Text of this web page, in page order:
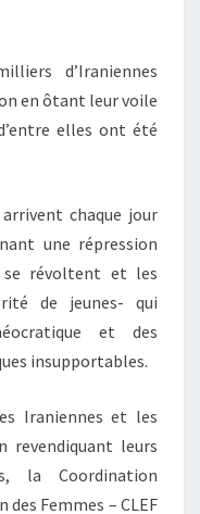
d’Iraniennes
en ôtant leur voile
elles ont été
chaque jour
une répression
révoltent et les
de jeunes- qui
et des
insupportables.
Iraniennes et les
revendiquant leurs
la Coordination
Femmes – CLEF